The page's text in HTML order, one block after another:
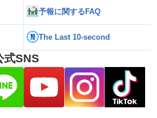
予報に関するFAQ
The Last 10-second
式SNS